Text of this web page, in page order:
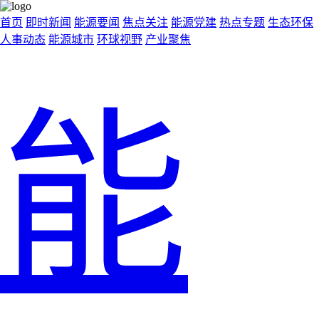
首页 即时新闻 能源要闻 焦点关注 能源党建 热点专题 生态环保
人事动态 能源城市 环球视野 产业聚焦
能